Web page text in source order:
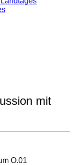
mit
O.01